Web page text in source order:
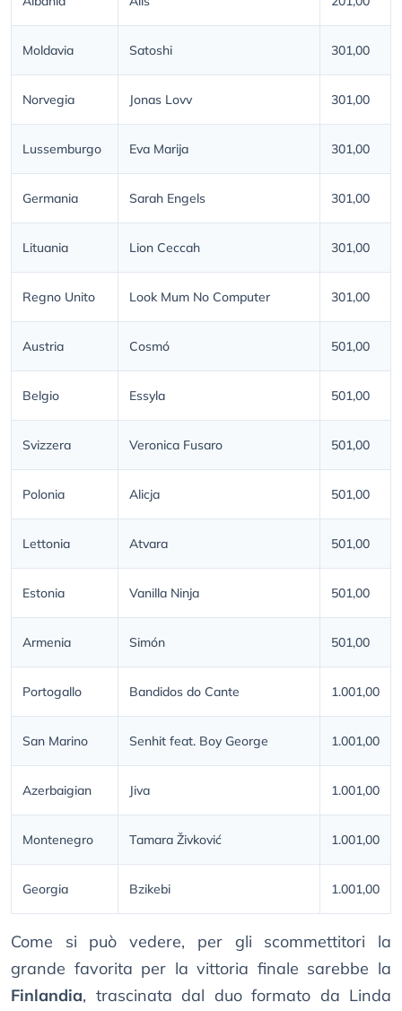
Moldavia Satoshi 301,00
Norvegia Jonas Lovv 301,00
Lussemburgo Eva Marija 301,00
Germania Sarah Engels 301,00
Lituania Lion Ceccah 301,00
Regno Unito Look Mum No Computer 301,00
Austria Cosmó 501,00
Belgio Essyla 501,00
Svizzera Veronica Fusaro 501,00
Polonia Alicja 501,00
Lettonia Atvara 501,00
Estonia Vanilla Ninja 501,00
Armenia Simón 501,00
Portogallo Bandidos do Cante 1.001,00
San Marino Senhit feat. Boy George 1.001,00
Azerbaigian Jiva 1.001,00
Montenegro Tamara Živković 1.001,00
Georgia Bzikebi 1.001,00
Come si può vedere, per gli scommettitori la
grande favorita per la vittoria finale sarebbe la
Finlandia, trascinata dal duo formato da Linda